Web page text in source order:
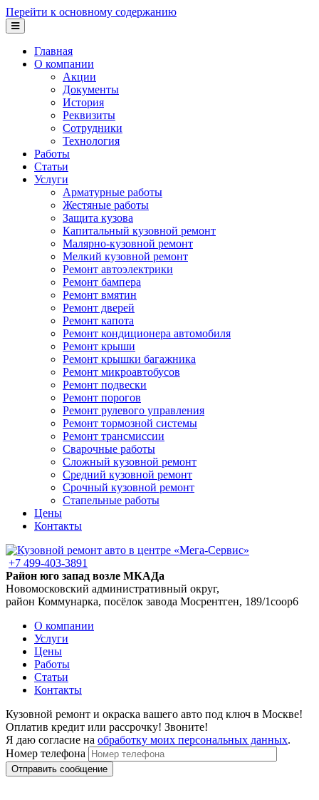
Перейти к основному содержанию
Главная
О компании
Акции
Документы
История
Реквизиты
Сотрудники
Технология
Работы
Статьи
Услуги
Арматурные работы
Жестяные работы
Защита кузова
Капитальный кузовной ремонт
Малярно-кузовной ремонт
Мелкий кузовной ремонт
Ремонт автоэлектрики
Ремонт бампера
Ремонт вмятин
Ремонт дверей
Ремонт капота
Ремонт кондиционера автомобиля
Ремонт крыши
Ремонт крышки багажника
Ремонт микроавтобусов
Ремонт подвески
Ремонт порогов
Ремонт рулевого управления
Ремонт тормозной системы
Ремонт трансмиссии
Сварочные работы
Сложный кузовной ремонт
Средний кузовной ремонт
Срочный кузовной ремонт
Стапельные работы
Цены
Контакты
+7 499-403-3891
Район юго запад возле МКАДа
Новомосковский административный округ,
район Коммунарка, посёлок завода Мосрентген, 189/1соор6
О компании
Услуги
Цены
Работы
Статьи
Контакты
Кузовной ремонт и окраска вашего авто под ключ в Москве!
Оплатив кредит или рассрочку! Звоните!
Я даю согласие на обработку моих персональных данных.
Номер телефона